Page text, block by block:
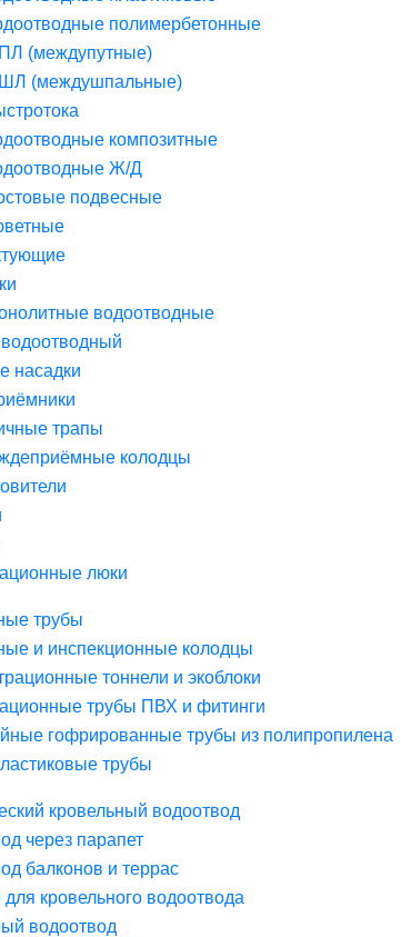
полимербетонные
(междупутные)
(междушпальные)
композитные
Ж/Д
подвесные
водоотводные
насадки
трапы
колодцы
люки
трубы
и инспекционные колодцы
тоннели и экоблоки
трубы ПВХ и фитинги
гофрированные трубы из полипропилена
трубы
кровельный водоотвод
через парапет
балконов и террас
для кровельного водоотвода
водоотвод